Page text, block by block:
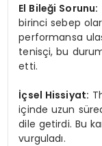
El Bileği Sorunu:
birinci sebep
performansa
tenisçi, bu
etti.
İçsel Hissiyat:
içinde uzun
dile getirdi. Bu
vurguladı.